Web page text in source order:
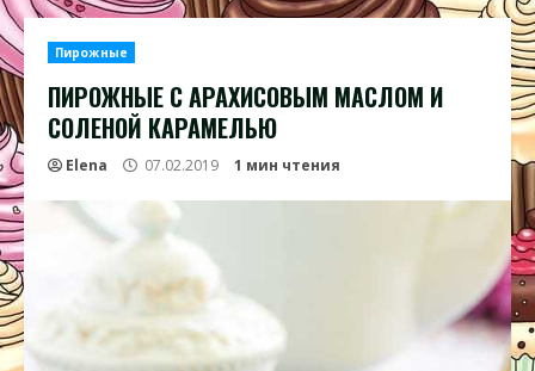
Пирожные
ПИРОЖНЫЕ С АРАХИСОВЫМ МАСЛОМ И
СОЛЕНОЙ КАРАМЕЛЬЮ
Elena 07.02.2019 1 мин чтения